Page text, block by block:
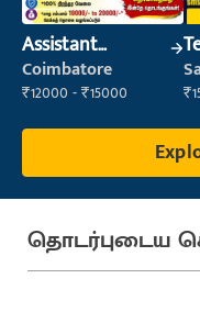
Assistant
Manager
Coimbatore
₹12000 - ₹15000
தொடர்புடைய